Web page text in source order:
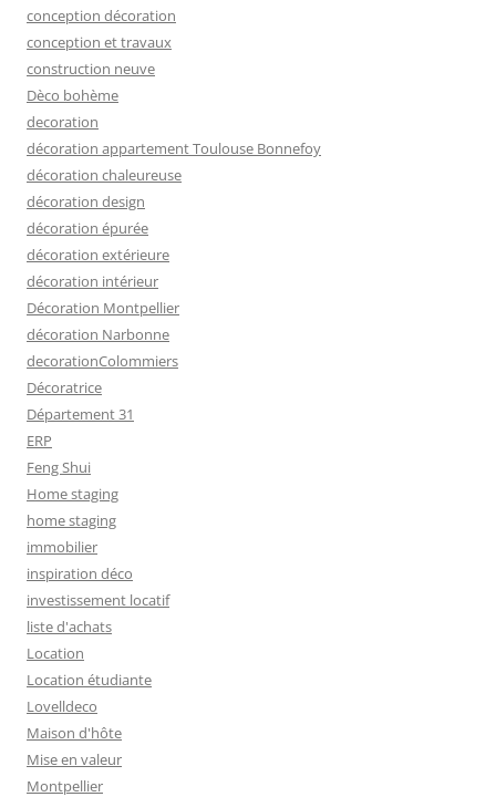
conception décoration
conception et travaux
construction neuve
Dèco bohème
decoration
décoration appartement Toulouse Bonnefoy
décoration chaleureuse
décoration design
décoration épurée
décoration extérieure
décoration intérieur
Décoration Montpellier
décoration Narbonne
decorationColommiers
Décoratrice
Département 31
ERP
Feng Shui
Home staging
home staging
immobilier
inspiration déco
investissement locatif
liste d'achats
Location
Location étudiante
Lovelldeco
Maison d'hôte
Mise en valeur
Montpellier